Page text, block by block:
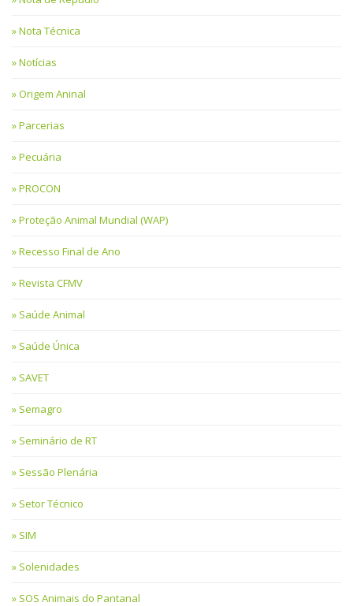
Nota Técnica
Notícias
Origem Aninal
Parcerias
Pecuária
PROCON
Proteção Animal Mundial (WAP)
Recesso Final de Ano
Revista CFMV
Saúde Animal
Saúde Única
SAVET
Semagro
Seminário de RT
Sessão Plenária
Setor Técnico
SIM
Solenidades
SOS Animais do Pantanal